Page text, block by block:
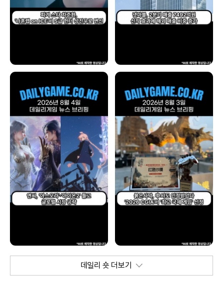
데일리 숏 더보기